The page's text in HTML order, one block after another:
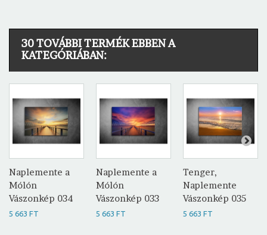
30 TOVÁBBI TERMÉK EBBEN A
KATEGÓRIÁBAN:
Naplemente a
Mólón
Vászonkép 034
5 663 FT
Naplemente a
Mólón
Vászonkép 033
5 663 FT
Tenger,
Naplemente
Vászonkép 035
5 663 FT